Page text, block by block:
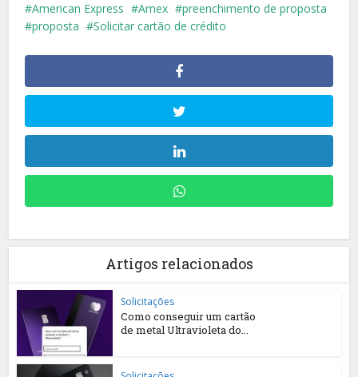
American Express Amex
preenchimento de proposta
proposta
Solicitar cartão de crédito
Artigos relacionados
Solicitações
Como conseguir um cartão
de metal Ultravioleta do...